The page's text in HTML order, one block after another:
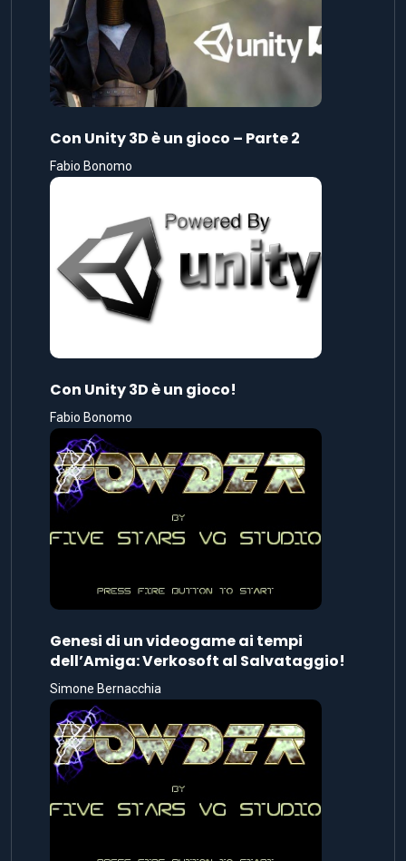
Con Unity 3D è un gioco – Parte 2
Fabio Bonomo
Con Unity 3D è un gioco!
Fabio Bonomo
Genesi di un videogame ai tempi
dell’Amiga: Verkosoft al Salvataggio!
Simone Bernacchia